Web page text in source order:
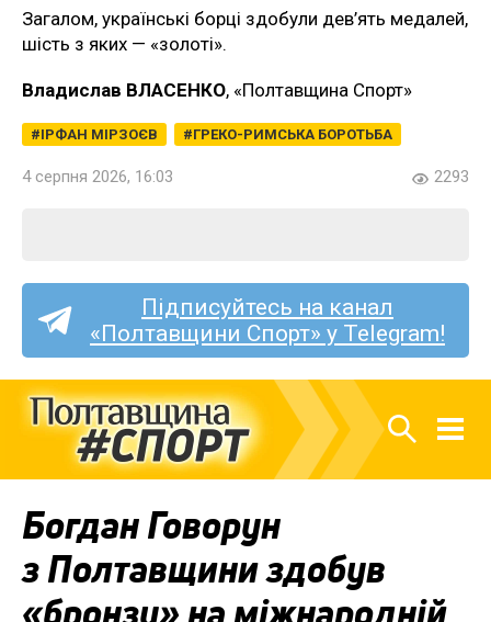
Загалом, українські борці здобули дев’ять медалей,
шість з яких — «золоті».
Владислав ВЛАСЕНКО, «Полтавщина Спорт»
ІРФАН МІРЗОЄВ ГРЕКО-РИМСЬКА БОРОТЬБА
4 серпня 2026, 16:03 2293
Підписуйтесь на канал
«Полтавщини Спорт» у Telegram!
Богдан Говорун
з Полтавщини здобув